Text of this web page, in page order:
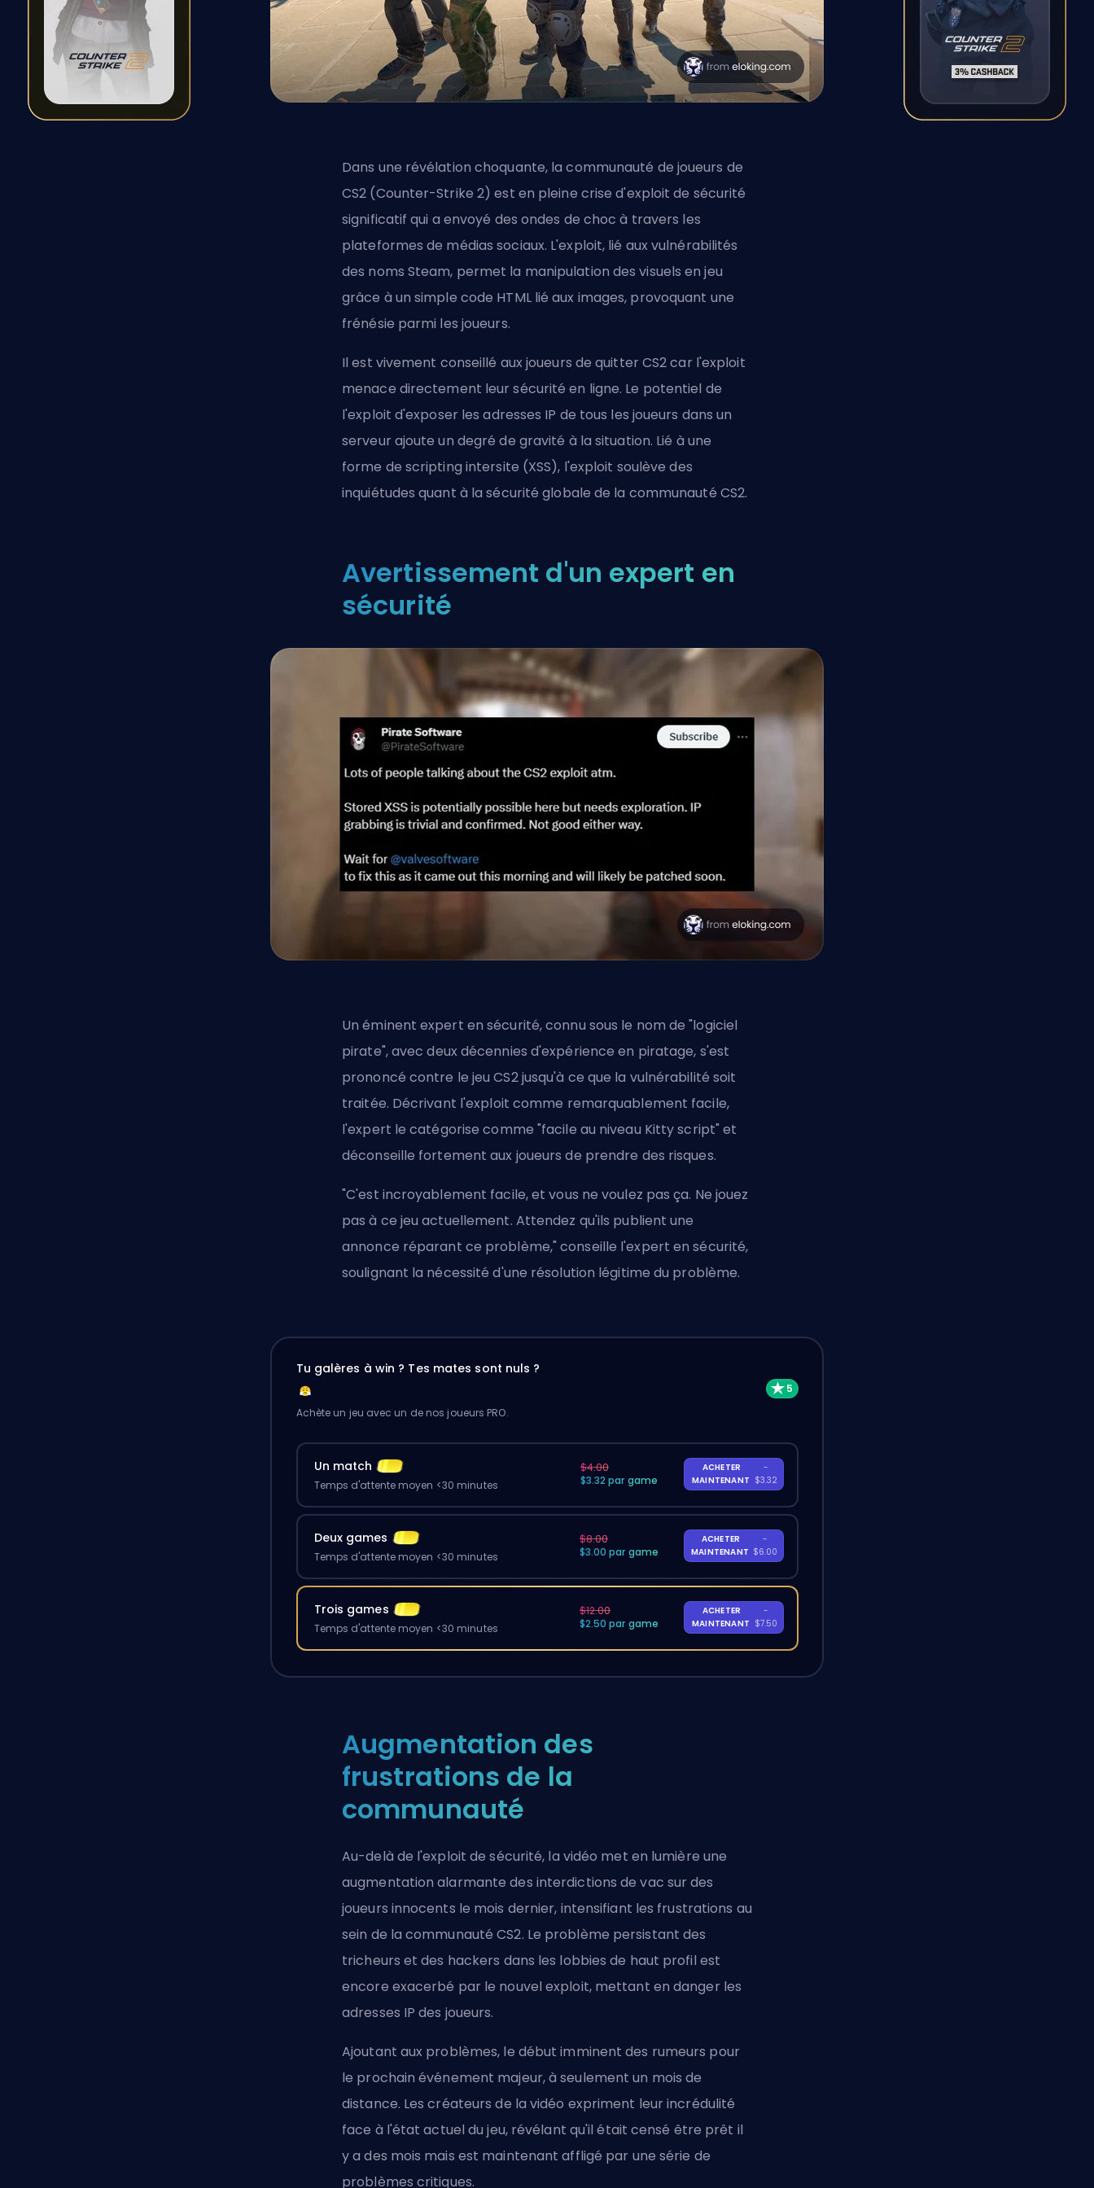
Dans une révélation choquante, la communauté de joueurs de
CS2 (Counter-Strike 2) est en pleine crise d'exploit de sécurité
significatif qui a envoyé des ondes de choc à travers les
plateformes de médias sociaux. L'exploit, lié aux vulnérabilités
des noms Steam, permet la manipulation des visuels en jeu
grâce à un simple code HTMLlié aux images, provoquant une
frénésie parmi les joueurs.
Il est vivement conseillé aux joueurs de quitter CS2 car l'exploit
menace directement leur sécurité en ligne. Le potentiel de
l'exploit d'exposer les adresses IP de tous les joueurs dans un
serveur ajoute un degré de gravité à la situation. Lié à une
forme de scripting intersite (XSS), l'exploit soulève des
inquiétudes quant à la sécurité globale de la communauté CS2.
Avertissement d'un expert en
sécurité
Un éminent expert en sécurité, connu sous le nom de"logiciel
pirate", avec deux décennies d'expérience en piratage, s'est
prononcé contre le jeu CS2 jusqu'à ce que la vulnérabilité soit
traitée. Décrivant l'exploit comme remarquablement facile,
l'expert le catégorise comme "facile au niveau Kitty script" et
déconseille fortement aux joueurs de prendre des risques.
"C'est incroyablement facile, et vous ne voulez pas ça. Ne jouez
pas à ce jeu actuellement. Attendez qu'ils publient une
annonce réparant ce problème," conseille l'expert en sécurité,
soulignant la nécessité d'une résolution légitime du problème.
Tu galères à win ? Tes mates sont nuls ?
Achète un jeu avec un de nos joueurs PRO.
Un match
Temps d'attente moyen <30 minutes
$4.00
$3.32 par game
ACHETER
MAINTENANT
-
$3.32
Deux games
Temps d'attente moyen <30 minutes
$8.00
$3.00 par game
ACHETER
MAINTENANT
-
$6.00
Trois games
Temps d'attente moyen <30 minutes
$12.00
$2.50 par game
ACHETER
MAINTENANT
-
$7.50
Augmentation des
frustrations de la
communauté
Au-delà de l'exploit de sécurité, la vidéo met en lumière une
augmentation alarmante des interdictions de vac sur des
joueurs innocents le mois dernier, intensifiant les frustrations au
sein de la communauté CS2. Le problème persistant des
tricheurs et des hackers dans les lobbies de haut profil est
encore exacerbé par le nouvel exploit, mettant en danger les
adresses IP des joueurs.
Ajoutant aux problèmes, le début imminent des rumeurs pour
le prochain événement majeur, à seulement un mois de
distance. Les créateurs de la vidéo expriment leur incrédulité
face à l'état actuel du jeu, révélant qu'il était censé être prêt il
y a des mois mais est maintenant affligé par une série de
problèmes critiques.